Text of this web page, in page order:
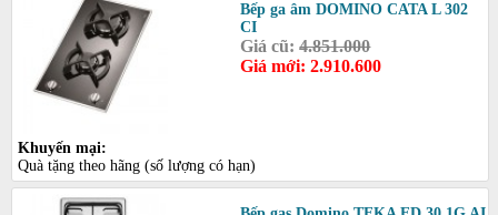
Bếp ga âm DOMINO CATA L 302
CI
Giá cũ:4.851.000
Giá mới: 2.910.600
Khuyến mại:
Quà tặng theo hãng (số lượng có hạn)